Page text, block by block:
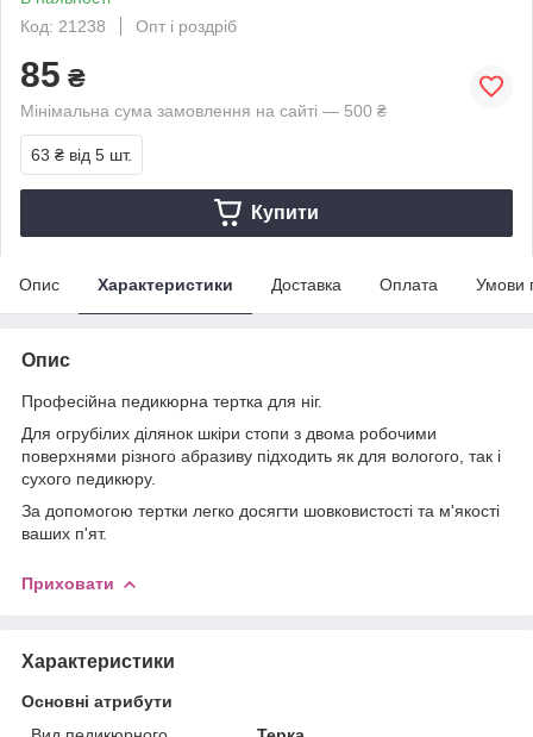
Код: 21238
Опт і роздріб
85 ₴
Мінімальна сума замовлення на сайті — 500 ₴
63 ₴ від 5 шт.
Купити
Опис Характеристики Доставка Оплата Умови
Опис
Професійна педикюрна тертка для ніг.
Для огрубілих ділянок шкіри стопи з двома робочими
поверхнями різного абразиву підходить як для вологого, так і
сухого педикюру.
За допомогою тертки легко досягти шовковистості та м'якості
ваших п'ят.
Приховати
Характеристики
Основні атрибути